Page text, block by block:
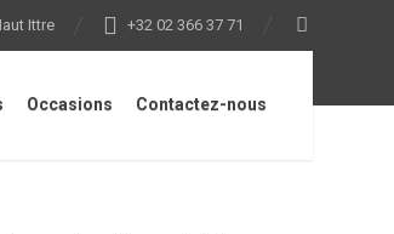
Ittre +32 02 366 37 71
Occasions
Contactez-nous